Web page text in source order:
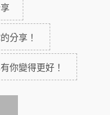
分享！
你變得更好！